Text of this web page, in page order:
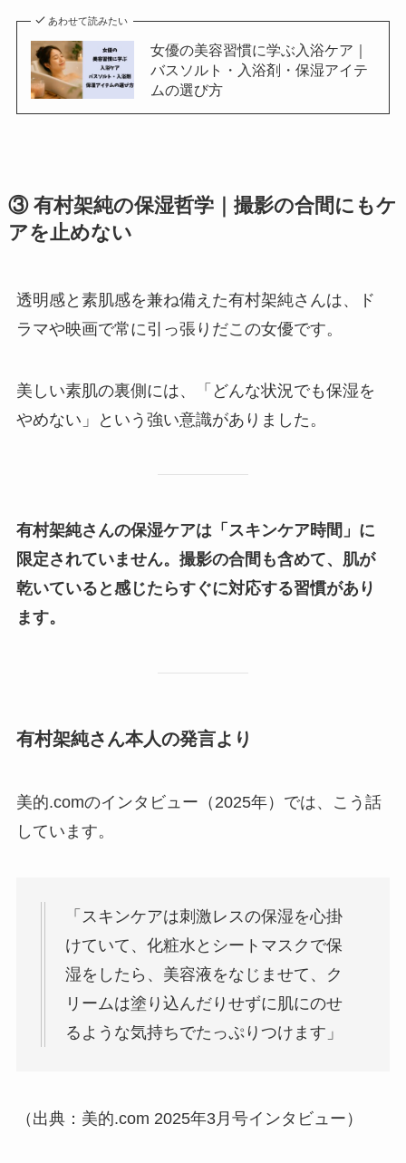
あわせて読みたい
女優の美容習慣に学ぶ入浴ケア｜
バスソルト・入浴剤・保湿アイテ
ムの選び方
③ 有村架純の保湿哲学｜撮影の合間にもケ
アを止めない
透明感と素肌感を兼ね備えた有村架純さんは、ド
ラマや映画で常に引っ張りだこの女優です。
美しい素肌の裏側には、「どんな状況でも保湿を
やめない」という強い意識がありました。
有村架純さんの保湿ケアは「スキンケア時間」に
限定されていません。撮影の合間も含めて、肌が
乾いていると感じたらすぐに対応する習慣があり
ます。
有村架純さん本人の発言より
美的.comのインタビュー（2025年）では、こう話
しています。
「スキンケアは刺激レスの保湿を心掛
けていて、化粧水とシートマスクで保
湿をしたら、美容液をなじませて、ク
リームは塗り込んだりせずに肌にのせ
るような気持ちでたっぷりつけます」
（出典：美的.com 2025年3月号インタビュー）